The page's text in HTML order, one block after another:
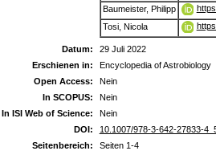
Baumeister, Philipp
Tosi, Nicola
Datum:
29 Juli 2022
Erschienen in:
Encyclopedia of Astrobiology
Open Access:
Nein
In SCOPUS:
Nein
In ISI Web of Science:
Nein
DOI:
10.1007/978-3-642-27833-
Seitenbereich:
Seiten 1-4